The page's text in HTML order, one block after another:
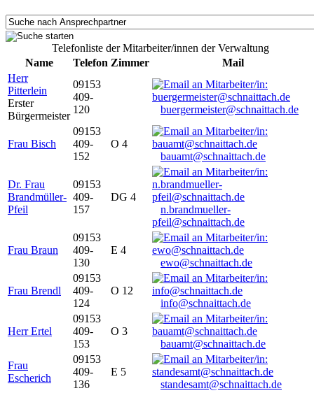
Telefonliste der Mitarbeiter/innen der Verwaltung
Name
Telefon Zimmer
Mail
Herr
Pitterlein
Erster
Bürgermeister
09153
409-
120
buergermeister@schnaittach.de
Frau Bisch
09153
409-
152
O 4
bauamt@schnaittach.de
Dr. Frau
Brandmüller-
Pfeil
09153
409-
157
DG 4
n.brandmueller-
pfeil@schnaittach.de
Frau Braun
09153
409-
130
E 4
ewo@schnaittach.de
Frau Brendl
09153
409-
124
O 12
info@schnaittach.de
Herr Ertel
09153
409-
153
O 3
bauamt@schnaittach.de
Frau
Escherich
09153
409-
136
E 5
standesamt@schnaittach.de